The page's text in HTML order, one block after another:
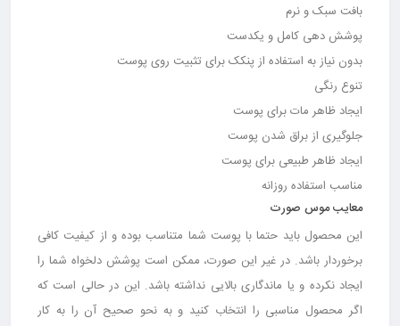
بافت سبک و نرم
پوشش دهی کامل و یکدست
بدون نیاز به استفاده از پنکک برای تثبیت روی پوست
تنوع رنگی
ایجاد ظاهر مات برای پوست
جلوگیری از براق شدن پوست
ایجاد ظاهر طبیعی برای پوست
مناسب استفاده روزانه
معایب موس صورت
این محصول باید حتما با پوست شما متناسب بوده و از کیفیت کافی
برخوردار باشد. در غیر این صورت، ممکن است پوشش دلخواه شما را
ایجاد نکرده و یا ماندگاری بالایی نداشته باشد. این در حالی است که
اگر محصول مناسبی را انتخاب کنید و به نحو صحیح آن را به کار